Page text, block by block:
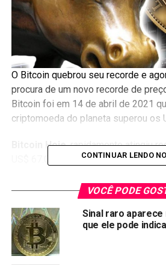
O Bitcoin quebrou seu recorde e
procura de um novo recorde de
Bitcoin foi em 14 de abril de 2021
criptomoeda do planeta superou os
Bitcoin Hoje, rapidamente atingiu
US$ 67.091,57 de acordo com a
Bitcoin subiu mais de 100%
desde aquedaem julho que
menos de US$ 30.000 brevemente.
sustentado por uma série de razões:
O primeiro ETF Bitcoin
CONTINUAR LENDO
VOCÊ PODE
Sinal raro aparece
que ele pode